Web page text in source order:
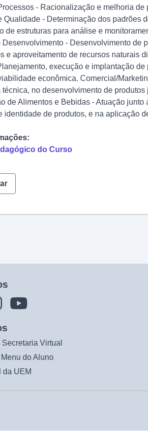
- Racionalização e melhoria
Qualidade - Determinação dos padrões
de estruturas para análise e
Desenvolvimento - Desenvolvimento de
e aproveitamento de recursos naturais
execução e implantação
econômica. Comercial/
no desenvolvimento de
de Alimentos e Bebidas - Atuação
identidade de produtos, e na aplicação
do Curso
Secretaria Virtual
Menu do Aluno
da UEM